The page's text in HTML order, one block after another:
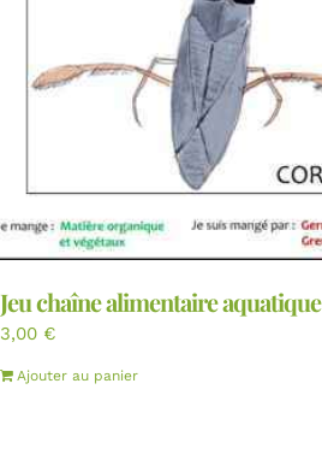
Jeu chaîne alimentaire aquatique
3,00 €
Ajouter au panier